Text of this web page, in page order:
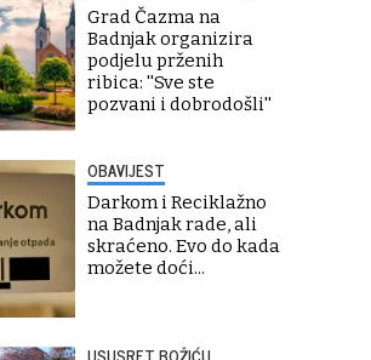
Grad Čazma na
Badnjak organizira
podjelu prženih
ribica: ''Sve ste
pozvani i dobrodošli''
OBAVIJEST
Darkom i Reciklažno
na Badnjak rade, ali
skraćeno. Evo do kada
možete doći...